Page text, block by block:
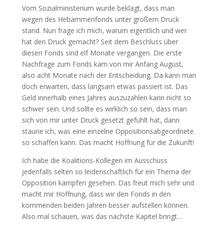
Vom Sozialministerium wurde beklagt, dass man
wegen des Hebammenfonds unter großem Druck
stand. Nun frage ich mich, warum eigentlich und wer
hat den Druck gemacht? Seit dem Beschluss über
diesen Fonds sind elf Monate vergangen. Die erste
Nachfrage zum Fonds kam von mir Anfang August,
also acht Monate nach der Entscheidung. Da kann man
doch erwarten, dass langsam etwas passiert ist. Das
Geld innerhalb eines Jahres auszuzahlen kann nicht so
schwer sein. Und sollte es wirklich so sein, dass man
sich von mir unter Druck gesetzt gefühlt hat, dann
staune ich, was eine einzelne Oppositionsabgeordnete
so schaffen kann. Das macht Hoffnung für die Zukunft!
Ich habe die Koalitions-Kollegen im Ausschuss
jedenfalls selten so leidenschaftlich für ein Thema der
Opposition kämpfen gesehen. Das freut mich sehr und
macht mir Hoffnung, dass wir den Fonds in den
kommenden beiden Jahren besser aufstellen können.
Also mal schauen, was das nächste Kapitel bringt…